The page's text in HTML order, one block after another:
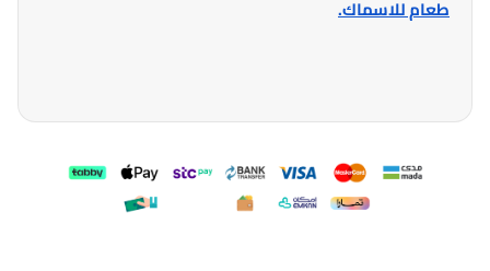
طعام للاسماك.